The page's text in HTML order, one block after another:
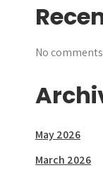
No
May 2026
March 2026